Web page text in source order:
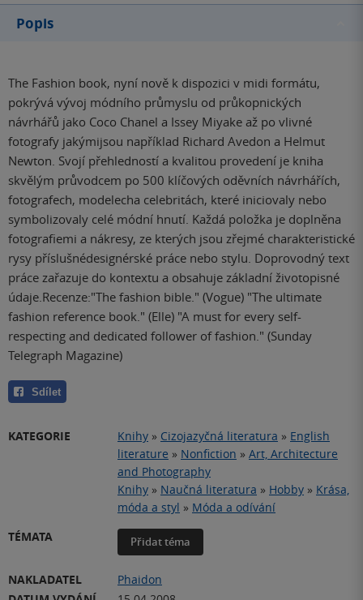
Popis
The Fashion book, nyní nově k dispozici v midi formátu,
pokrývá vývoj módního průmyslu od průkopnických
návrhářů jako Coco Chanel a Issey Miyake až po vlivné
fotografy jakýmijsou například Richard Avedon a Helmut
Newton. Svojí přehledností a kvalitou provedení je kniha
skvělým průvodcem po 500 klíčových oděvních návrhářích,
fotografech, modelecha celebritách, které iniciovaly nebo
symbolizovaly celé módní hnutí. Každá položka je doplněna
fotografiemi a nákresy, ze kterých jsou zřejmé charakteristické
rysy příslušnédesignérské práce nebo stylu. Doprovodný text
práce zařazuje do kontextu a obsahuje základní životopisné
údaje.Recenze:"The fashion bible." (Vogue) "The ultimate
fashion reference book." (Elle) "A must for every self-
respecting and dedicated follower of fashion." (Sunday
Telegraph Magazine)
Sdílet
KATEGORIE Knihy » Cizojazyčná literatura » English
literature » Nonfiction » Art, Architecture
and Photography
Knihy » Naučná literatura » Hobby » Krása,
móda a styl » Móda a odívání
TÉMATA
Přidat téma
NAKLADATEL
Phaidon